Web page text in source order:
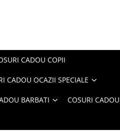
CADOU COPII
CADOU OCAZII SPECIALE
BARBATI COSURI